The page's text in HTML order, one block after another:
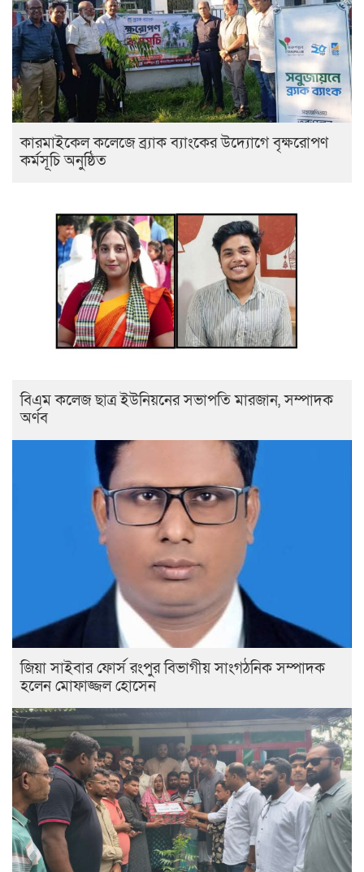
কারমাইকেল কলেজে ব্র্যাক ব্যাংকের উদ্যোগে বৃক্ষরোপণ
কর্মসূচি অনুষ্ঠিত
বিএম কলেজ ছাত্র ইউনিয়নের সভাপতি মারজান, সম্পাদক
অর্ণব
জিয়া সাইবার ফোর্স রংপুর বিভাগীয় সাংগঠনিক সম্পাদক
হলেন মোফাজ্জল হোসেন